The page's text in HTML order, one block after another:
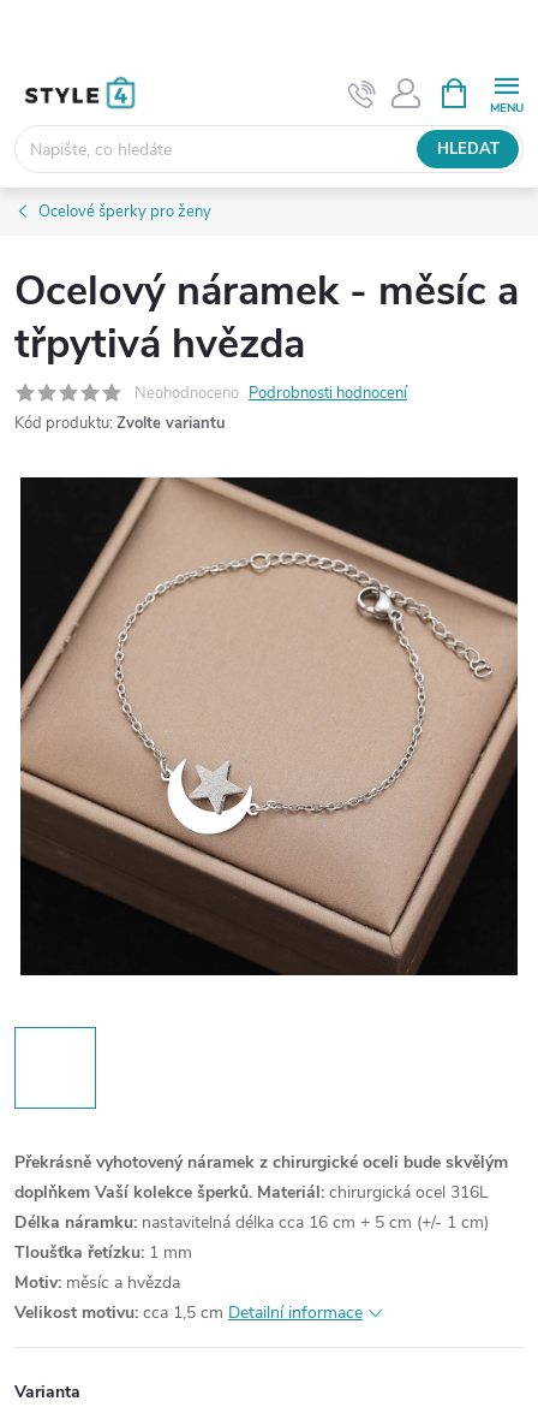
HLEDAT
NÁKUPNÍ
KOŠÍK
Ocelové šperky pro ženy
Ocelový náramek - měsíc a
třpytivá hvězda
Neohodnoceno Podrobnosti hodnocení
Kód produktu: Zvolte variantu
Překrásně vyhotovený náramek z chirurgické oceli bude skvělým
doplňkem Vaší kolekce šperků. Materiál: chirurgická ocel 316L
Délka náramku: nastavitelná délka cca 16 cm + 5 cm (+/- 1 cm)
Tloušťka řetízku: 1 mm
Motiv: měsíc a hvězda
Velikost motivu: cca 1,5 cm Detailní informace
Varianta